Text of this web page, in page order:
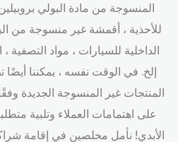
المنسوجة من مادة البولي
للأحذية ، أقمشة غير منسوجة من
الداخلية للسيارات ، مواد التصفية
إلخ. في الوقت نفسه ، يمكننا
المنتجات غير المنسوجة الجديدة
على اهتمامات العملاء وتلبية
الأبدي! نأمل مخلصين في إقامة